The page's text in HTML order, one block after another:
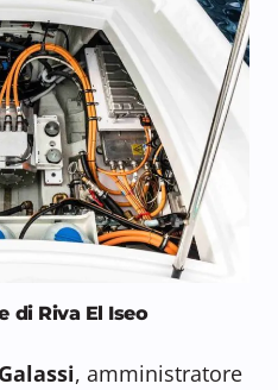
di Riva El Iseo
, amministratore